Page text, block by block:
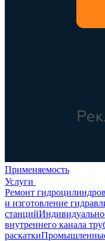
Применяемость
Услуги
Ремонт гидроцилиндров
и изготовление
станций
внутреннего канала
раскаткиПромышленные